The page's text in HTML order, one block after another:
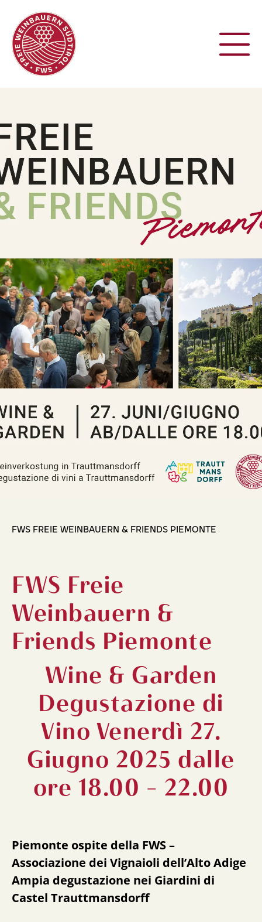
FWS FREIE WEINBAUERN & FRIENDS PIEMONTE
FWS Freie
Weinbauern &
Friends Piemonte
Wine & Garden
Degustazione di
Vino Venerdì 27.
Giugno 2025 dalle
ore 18.00 - 22.00
Piemonte ospite della FWS –
Associazione dei Vignaioli dell’Alto Adige
Ampia degustazione nei Giardini di
Castel Trauttmansdorff